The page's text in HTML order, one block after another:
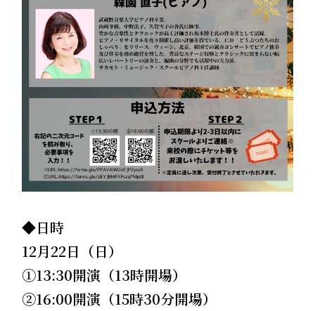
◆日時
12月22日（日）
➀13:30開演（13時開場）
②16:00開演（15時30分開場）